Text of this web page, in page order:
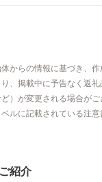
からの情報に基づき、作
、掲載中に予告なく返礼
）が変更される場合が
ルに記載されている注
紹介